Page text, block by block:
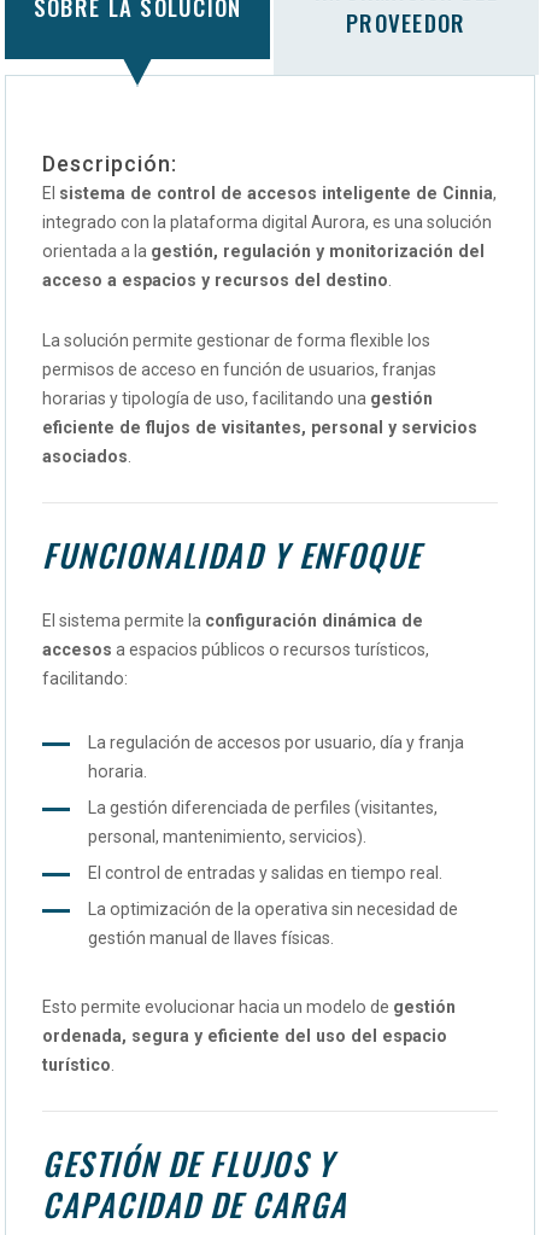
SOBRE LA SOLUCIÓN
PROVEEDOR
Descripción:
El sistema de control de accesos inteligente de Cinnia,
integrado con la plataforma digital Aurora, es una solución
orientada a la gestión, regulación y monitorización del
acceso a espacios y recursos del destino.
La solución permite gestionar de forma flexible los
permisos de acceso en función de usuarios, franjas
horarias y tipología de uso, facilitando una gestión
eficiente de flujos de visitantes, personal y servicios
asociados.
FUNCIONALIDAD Y ENFOQUE
El sistema permite la configuración dinámica de
accesos a espacios públicos o recursos turísticos,
facilitando:
La regulación de accesos por usuario, día y franja
horaria.
La gestión diferenciada de perfiles (visitantes,
personal, mantenimiento, servicios).
El control de entradas y salidas en tiempo real.
La optimización de la operativa sin necesidad de
gestión manual de llaves físicas.
Esto permite evolucionar hacia un modelo de gestión
ordenada, segura y eficiente del uso del espacio
turístico.
GESTIÓN DE FLUJOS Y
CAPACIDAD DE CARGA